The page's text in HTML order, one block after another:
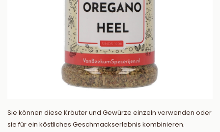
Sie können diese Kräuter und Gewürze einzeln verwenden oder
sie für ein köstliches Geschmackserlebnis kombinieren.